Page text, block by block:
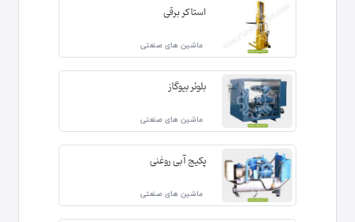
استاکر برقی
ماشین های صنعتی
بلوئر بیوگاز
ماشین های صنعتی
پکیج آبی روغنی
ماشین های صنعتی